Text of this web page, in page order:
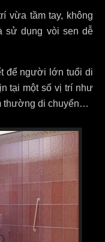
vừa tầm tay, không
sử dụng vòi sen dễ
để người lớn tuổi di
tại một số vị trí như
thường di chuyển…